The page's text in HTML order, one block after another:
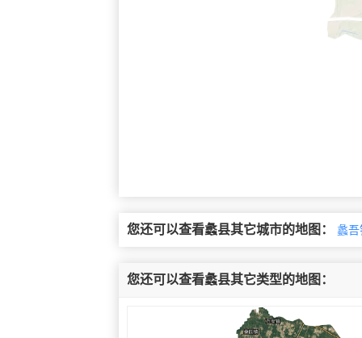
您还可以查看蠡县其它城市的地图： 蠡吾
您还可以查看蠡县其它类型的地图：